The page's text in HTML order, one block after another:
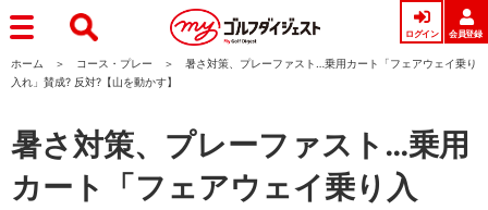
ログイン 会員登録
ホーム コース・プレー
暑さ対策、プレーファスト…乗用カート「フェアウェイ乗り
入れ」賛成? 反対?【山を動かす】
暑さ対策、プレーファスト…乗用
カート「フェアウェイ乗り入